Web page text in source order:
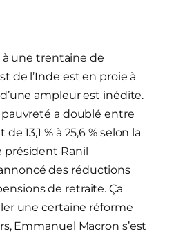
à une trentaine de
de l’Inde est en proie à
ampleur est inédite.
a doublé entre
13,1 % à 25,6 % selon la
président Ranil
des réductions
de retraite. Ça
une certaine réforme
Emmanuel Macron s’est